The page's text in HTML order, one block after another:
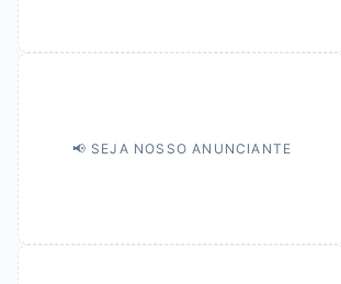
📢 SEJA NOSSO ANUNCIANTE